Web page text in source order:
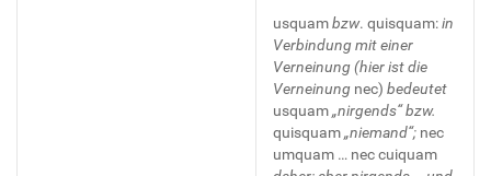
usquambzw. quisquam:in
Verbindung mit einer
Verneinung (hier ist die
Verneinung nec) bedeutet
usquam„nirgends“ bzw.
quisquam„niemand“; nec
umquam … nec cuiquam